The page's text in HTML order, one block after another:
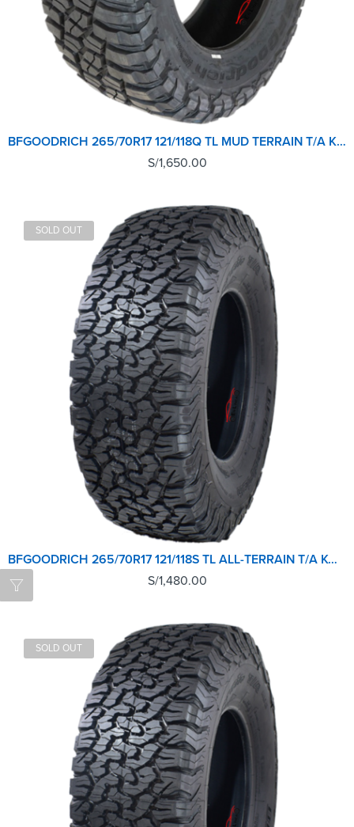
BFGOODRICH 265/70R17 121/118Q TL MUD TERRAIN T/A KM3 LRE GO
S/1,650.00
SOLD OUT
BFGOODRICH 265/70R17 121/118S TL ALL-TERRAIN T/A KO2 LRE RWL GO
S/1,480.00
SOLD OUT